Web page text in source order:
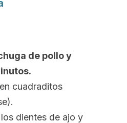
de pollo y
en cuadraditos
dientes de ajo y